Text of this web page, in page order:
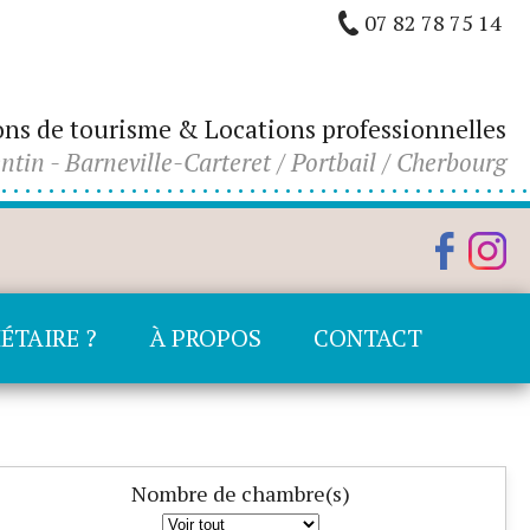
07 82 78 75 14
de tourisme & Locations professionnelles
- Barneville-Carteret / Portbail / Cherbourg
? À PROPOS CONTACT
Nombre de chambre(s)